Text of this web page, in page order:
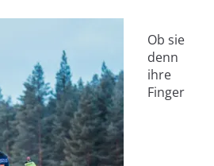
Ob sie
denn
ihre
Finger